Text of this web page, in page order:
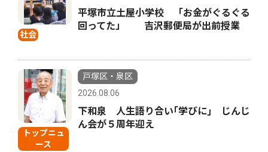
社会
平塚市立土屋小学校 「お金がぐるぐる
回ってた」 吉沢郵便局が出前授業
トップニュ
ース
戸塚区・泉区
2026.08.06
下和泉 人生語り合い｢学びに｣ じんじ
ん会が５周年迎え